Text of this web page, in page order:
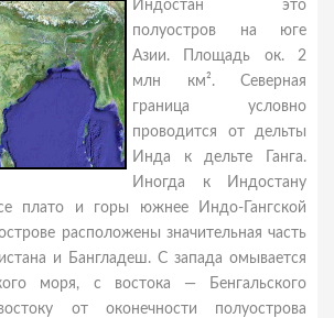
Индостан это
полуостров на юге
Азии. Площадь ок. 2
млн км². Северная
граница условно
проводится от дельты
Инда к дельте Ганга.
Иногда к Индостану
плато и горы южнее Индо-Гангской
расположены значительная часть
и Бангладеш. С запада омывается
моря, с востока — Бенгальского
от оконечности полуострова